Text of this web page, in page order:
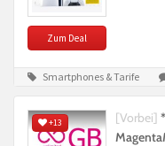
Zum Deal
Smartphones & Tarife
+13 [Vorbei]